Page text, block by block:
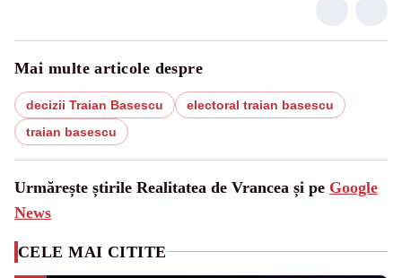
Mai multe articole despre
decizii Traian Basescu
electoral traian basescu
traian basescu
Urmărește știrile Realitatea de Vrancea și pe Google
News
CELE MAI CITITE